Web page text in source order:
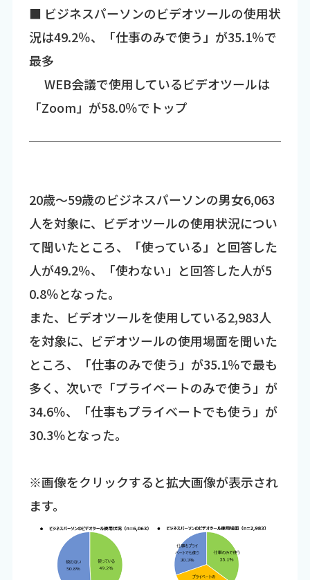
■ ビジネスパーソンのビデオツールの使用状
況は49.2％、「仕事のみで使う」が35.1％で
最多
WEB会議で使用しているビデオツールは
「Zoom」が58.0％でトップ
20歳～59歳のビジネスパーソンの男女6,063
人を対象に、ビデオツールの使用状況につい
て聞いたところ、「使っている」と回答した
人が49.2％、「使わない」と回答した人が5
0.8％となった。
また、ビデオツールを使用している2,983人
を対象に、ビデオツールの使用場面を聞いた
ところ、「仕事のみで使う」が35.1％で最も
多く、次いで「プライベートのみで使う」が
34.6％、「仕事もプライベートでも使う」が
30.3％となった。
※画像をクリックすると拡大画像が表示され
ます。